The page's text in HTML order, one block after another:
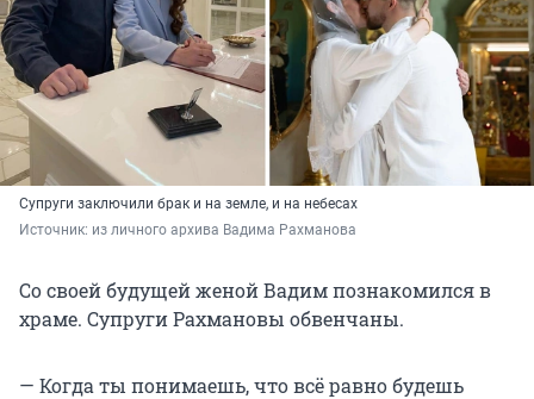
Супруги заключили брак и на земле, и на небесах
Источник: из личного архива Вадима Рахманова
Со своей будущей женой Вадим познакомился в
храме. Супруги Рахмановы обвенчаны.
— Когда ты понимаешь, что всё равно будешь